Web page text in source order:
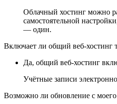
Облачный хостинг можно
самостоятельной
— один.
Включает ли общий веб-хостинг
Да, общий веб-хостинг
Учётные записи
Возможно ли обновление с